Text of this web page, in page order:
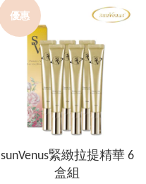
優惠
sunVenus緊緻拉提精華 6
盒組